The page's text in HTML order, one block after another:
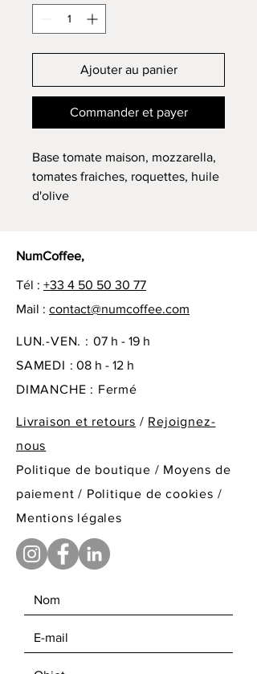
Ajouter au panier
Commander et payer
Base tomate maison, mozzarella,
tomates fraiches, roquettes, huile
d'olive
NumCoffee,
Tél : +33 4 50 50 30 77
Mail : contact@numcoffee.com
LUN.-VEN. : 07 h - 19 h
SAMEDI : 08 h - 12 h
DIMANCHE : Fermé
Livraison et retours / Rejoignez-
nous
Politique de boutique / Moyens de
paiement / Politique de cookies /
Mentions légales